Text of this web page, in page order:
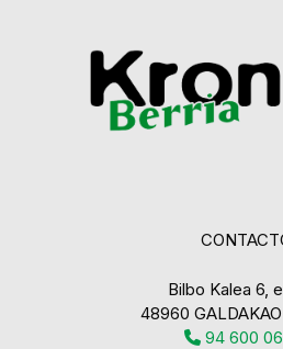
Bilbo Kalea 6,
48960
94 600